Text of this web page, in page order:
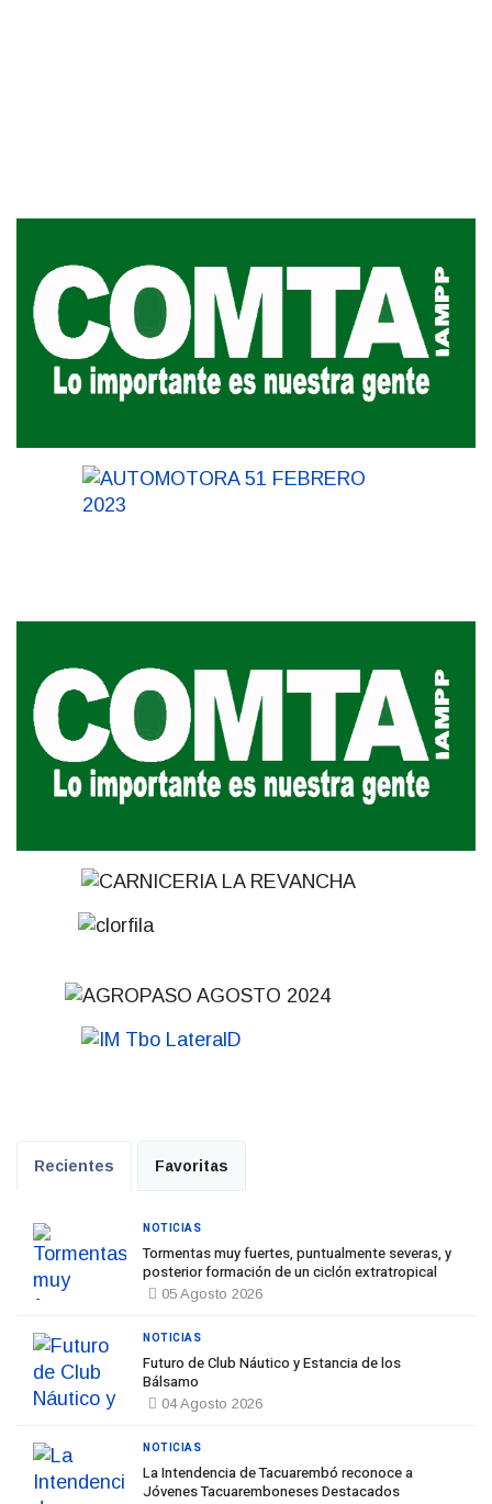
Recientes Favoritas
Tormentas muy fuertes, puntualmente severas, y
posterior formación de un ciclón extratropical
05 Agosto 2026
NOTICIAS
Futuro de Club Náutico y Estancia de los
Bálsamo
04 Agosto 2026
NOTICIAS
La Intendencia de Tacuarembó reconoce a
Jóvenes Tacuaremboneses Destacados
NOTICIAS